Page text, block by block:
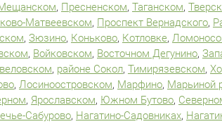
, Пресненском, Таганском,
Матвеевском, Проспект Вернадского,
, Зюзино, Коньково, Котловке,
, Войковском, Восточном Дегунино,
, районе Сокол, Тимирязевском,
, Лосиноостровском, Марфино, Марьиной
, Ярославском, Южном Бутово,
Сабурово, Нагатино-Садовниках,